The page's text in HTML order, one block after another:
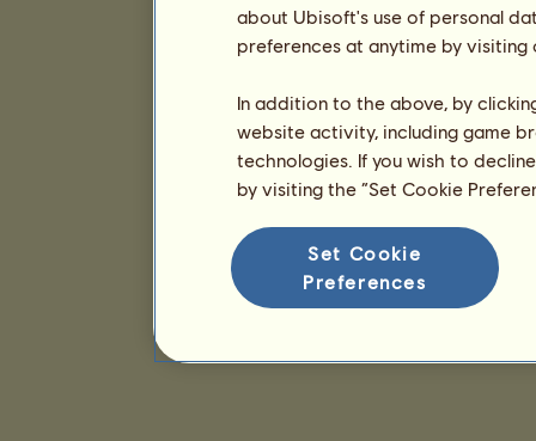
about Ubisoft's use of personal
preferences at anytime by
In addition to the above, by
website activity, including game
technologies. If you wish to
by visiting the “Set Cookie
Set Cookie
Preferences